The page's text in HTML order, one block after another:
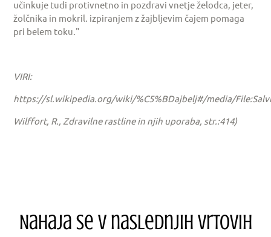
učinkuje tudi protivnetno in pozdravi vnetje želodca, jeter,
žolčnika in mokril. izpiranjem z žajbljevim čajem pomaga
pri belem toku."
VIRI:
https://sl.wikipedia.org/wiki/%C5%BDajbelj#/media/
Wilffort, R., Zdravilne rastline in njih uporaba, str.:414)
Nahaja se v naslednjih vrtovih